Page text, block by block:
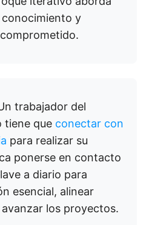
conocimiento y
trabajador del
tiene que conectar con
para realizar su
ponerse en contacto
a diario para
esencial, alinear
los proyectos.